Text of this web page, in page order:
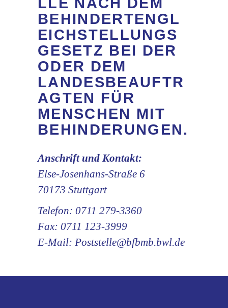
BEHINDERTENGL
EICHSTELLUNGS
GESETZ BEI DER
ODER DEM
LANDESBEAUFTR
AGTEN FÜR
MENSCHEN MIT
BEHINDERUNGEN.
Anschrift und Kontakt:
Else-Josenhans-Straße 6
70173 Stuttgart
Telefon: 0711 279-3360
Fax: 0711 123-3999
E-Mail: Poststelle@bfbmb.bwl.de